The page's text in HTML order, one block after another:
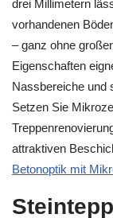
drei Millimetern
vorhandenen
– ganz ohne
Eigenschaften
Nassbereiche und
Setzen Sie
attraktiven
Betonoptik mit